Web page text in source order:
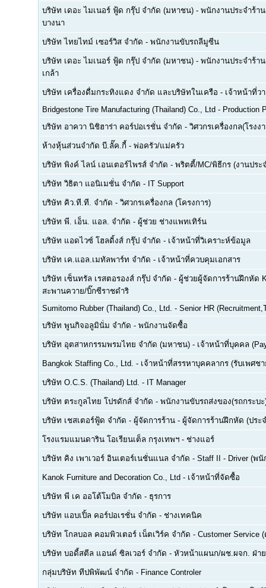
บริษัท เดอะ ไมเนอร์ ฟู้ด กรุ๊ป จำกัด (มหาชน) - พนักงานประจำร้า
บางนา
บริษัท ไทยไทม์ เซอร์วิส จำกัด - พนักงานขับรถลีมูซีน
บริษัท เดอะ ไมเนอร์ ฟู้ด กรุ๊ป จำกัด (มหาชน) - พนักงานประจำร้า
เกล้า
บริษัท เครื่องดื่มกระทิงแดง จำกัด และบริษัทในเครือ - เจ้าหน้าที่ว
Bridgestone Tire Manufacturing (Thailand) Co., Ltd - Production
บริษัท อาควา นิชิฮาร่า คอร์ปอเรชั่น จำกัด - วิศวกรเครื่องกล(โรงง
ห้างหุ้นส่วนจำกัด บี.ลั๊ค.กี้ - พ่อครัว/แม่ครัว
บริษัท พิงค์ ไลน์ เอนเตอร์ไพรส์ จำกัด - พริตตี้/MC/พิธีกร (งานประ
บริษัท วิธิตา แอนิเมชั่น จำกัด - IT Support
บริษัท คิว.ที.ที. จำกัด - วิศวกรเครื่องกล (โครงการ)
บริษัท พี. เอ็น. แอล. จำกัด - ผู้ช่วย ช่างแพทเทิร์น
บริษัท แอดไวซ์ โฮลดิ้งส์ กรุ๊ป จำกัด - เจ้าหน้าที่วิเคราะห์ข้อมูล
บริษัท เค.แอล.เมทัลพาร์ท จำกัด - เจ้าหน้าที่ควบคุมเอกสาร
บริษัท เซ็นทรัล เรสตอรองส์ กรุ๊ป จำกัด - ผู้ช่วยผู้จัดการร้านฝึกหัด
สะพานควาย/บิ๊กซีราชดำริ
Sumitomo Rubber (Thailand) Co., Ltd. - Senior HR
บริษัท พูนกิจอลูมินั่ม จำกัด - พนักงานจัดซื้อ
บริษัท อุตสาหกรรมพรมไทย จำกัด (มหาชน) - เจ้าหน้าที่บุคคล
Bangkok Staffing Co., Ltd. - เจ้าหน้าที่สรรหาบุคคลากร (รับเพศช
บริษัท O.C.S. (Thailand) Ltd. - IT Manager
บริษัท ตระกูลไทย โปรดักส์ จำกัด - พนักงานขับรถส่งของ(รถกระบะ
บริษัท เชสเตอร์ฟู้ด จำกัด - ผู้จัดการร้าน - ผู้จัดการร้านฝึกหัด (ประ
โรงแรมแมนดาริน โอเรียนเต็ล กรุงเทพฯ - ช่างแอร์
บริษัท คิง เพาเวอร์ อินเตอร์เนชั่นแนล จำกัด - Staff II - Driver (พ
Kanok Furniture and Decoration Co., Ltd - เจ้าหน้าที่จัดซื้อ
บริษัท พี เค ออโต้โมบิล จำกัด - ธุรการ
บริษัท แอบเปิ้ล คอร์ปอเรชั่น จำกัด - ช่างเทคนิค
บริษัท โกลบอล คอมพิวเตอร์ เน็ตเวิร์ค จำกัด - Customer Service
บริษัท บอดี้สตีล แอนด์ ซิลเวอร์ จำกัด - หัวหน้าแผนก/ผช.ผจก. ฝ่า
กลุ่มบริษัท ทีปพิพัฒน์ จำกัด - Finance Controler